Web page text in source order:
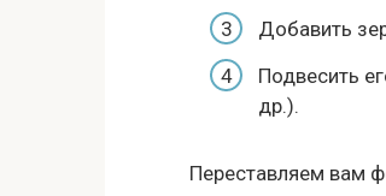
Добавить
Подвесить
др.).
Переставляем вам